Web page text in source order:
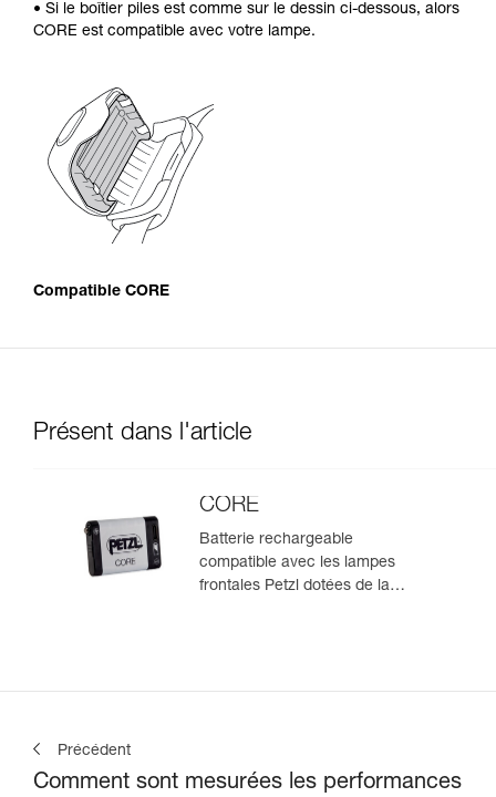
• Si le boîtier piles est comme sur le dessin ci-dessous, alors
CORE est compatible avec votre lampe.
Compatible CORE
Présent dans l'article
CORE
Batterie rechargeable
compatible avec les lampes
frontales Petzl dotées de la
Précédent
Comment sont mesurées les performances